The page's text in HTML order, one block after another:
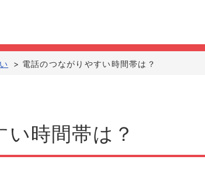
> 電話のつながりやすい時間帯は？
時間帯は？